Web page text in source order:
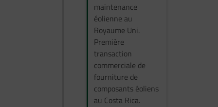
maintenance
éolienne au
Royaume Uni.
Première
transaction
commerciale de
fourniture de
composants éoliens
au Costa Rica.